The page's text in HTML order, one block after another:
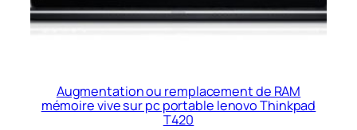
Augmentation ou remplacement de RAM
mémoire vive sur pc portable lenovo Thinkpad
T420